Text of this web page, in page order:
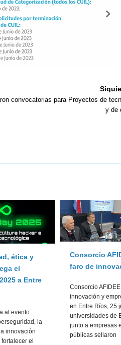
convocatorias para Proyectos de
y de
ética y
el
a Entre
al evento
la
innovación
el
Consorcio
faro de
Consorcio
innovación y
en Entre Ríos, 25
universidades de
junto a empresas
públicas sellaron